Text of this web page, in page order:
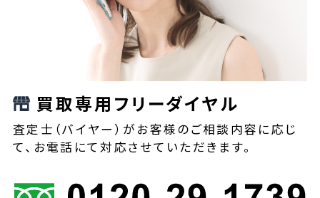
買取専用フリーダイヤル
査定士（バイヤー）がお客様のご相談内容に応じ
て、お電話にて対応させていただきます。